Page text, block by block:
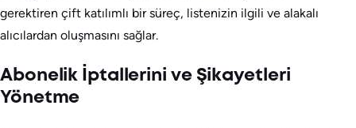
gerektiren çift katılımlı bir süreç, listenizin ilgili ve alakalı
alıcılardan oluşmasını sağlar.
Abonelik İptallerini ve Şikayetleri
Yönetme